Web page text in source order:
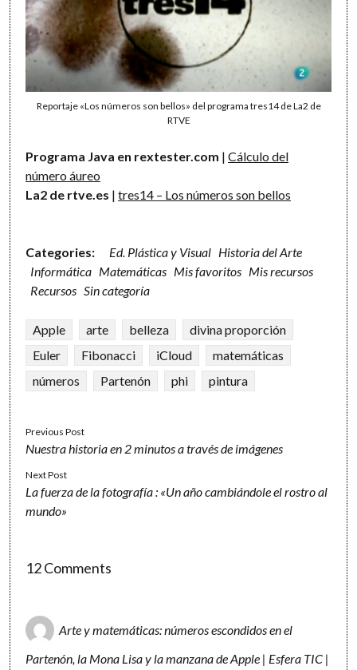
Reportaje «Los números son bellos» del programa tres14 de La2 de
RTVE
Programa Java en rextester.com |Cálculo del
número áureo
La2 de rtve.es |tres14 – Los números son bellos
Categories: Ed. Plástica y Visual Historia del Arte
Informática Matemáticas Mis favoritos Mis recursos
Recursos Sin categoría
Apple arte belleza
divina proporción
Euler
Fibonacci iCloud
matemáticas
números
Partenón phi pintura
Previous Post
Nuestra historia en 2 minutos a través de imágenes
Next Post
La fuerza de la fotografía : «Un año cambiándole el rostro al
mundo»
12 Comments
Arte y matemáticas: números escondidos en el
Partenón, la Mona Lisa y la manzana de Apple | Esfera TIC |